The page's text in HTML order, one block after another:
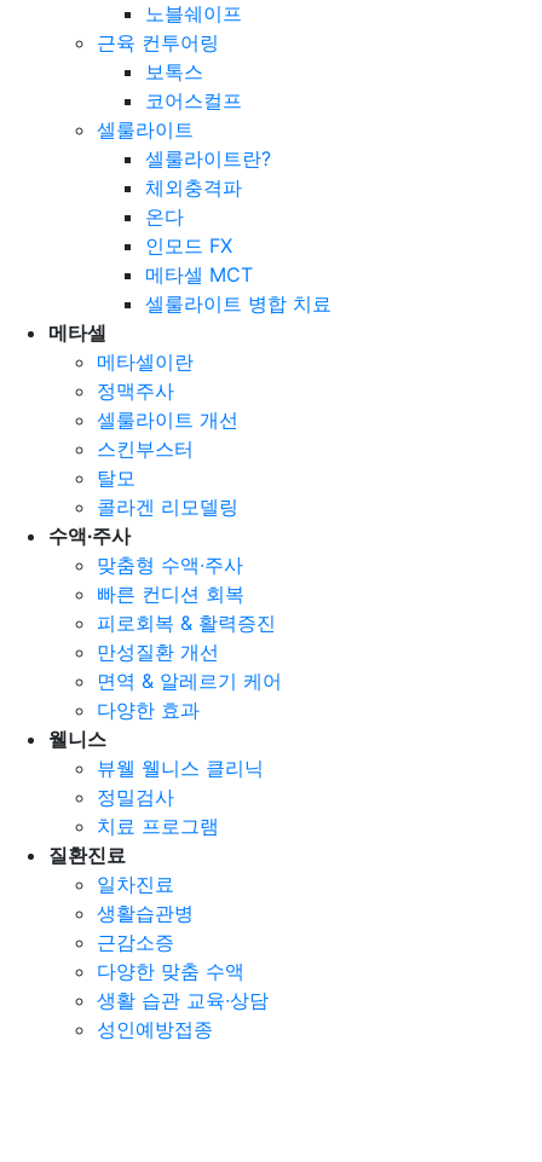
노블쉐이프
근육 컨투어링
보톡스
코어스컬프
셀룰라이트
셀룰라이트란?
체외충격파
온다
인모드 FX
메타셀 MCT
셀룰라이트 병합 치료
메타셀
메타셀이란
정맥주사
셀룰라이트 개선
스킨부스터
탈모
콜라겐 리모델링
수액∙주사
맞춤형 수액∙주사
빠른 컨디션 회복
피로회복 & 활력증진
만성질환 개선
면역 & 알레르기 케어
다양한 효과
웰니스
뷰웰 웰니스 클리닉
정밀검사
치료 프로그램
질환진료
일차진료
생활습관병
근감소증
다양한 맞춤 수액
생활 습관 교육∙상담
성인예방접종